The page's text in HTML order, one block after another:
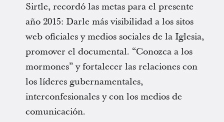
Sirtle, recordó las metas para el presente
año 2015: Darle más visibilidad a los sitos
web oficiales y medios sociales de la Iglesia,
promover el documental. “Conozca a los
mormones” y fortalecer las relaciones con
los líderes gubernamentales,
interconfesionales y con los medios de
comunicación.